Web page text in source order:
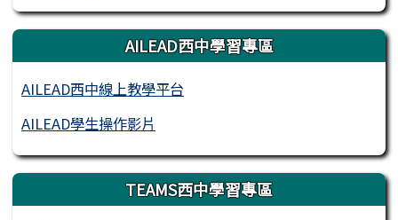
AILEAD西中學習專區
AILEAD西中線上教學平台
AILEAD學生操作影片
TEAMS西中學習專區